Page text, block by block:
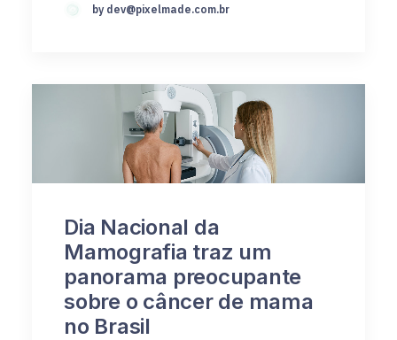
by dev@pixelmade.com.br
Dia Nacional da
Mamografia traz um
panorama preocupante
sobre o câncer de mama
no Brasil